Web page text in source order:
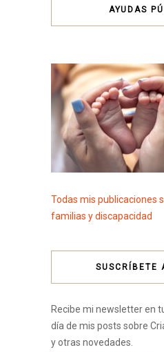
AYUDAS
Todas mis publicaciones
familias y discapacidad
SUSCRÍBETE
Recibe mi newsletter en
día de mis posts sobre
y otras novedades.